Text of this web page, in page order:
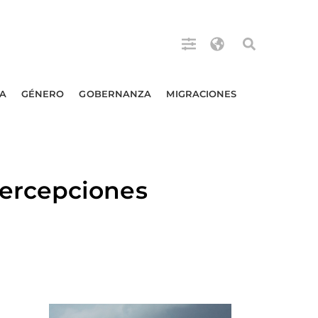
GÉNERO GOBERNANZA MIGRACIONES